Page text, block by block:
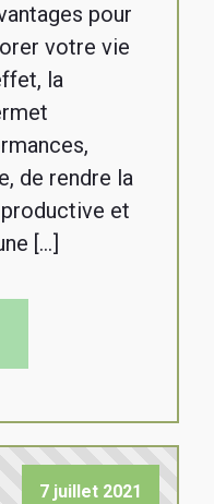
pour
votre vie
la
de rendre la
et
[…]
7 juillet 2021